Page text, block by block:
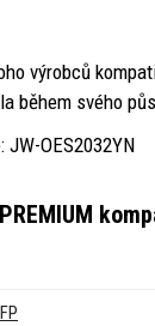
výrobců
během svého
JW-OES2032YN